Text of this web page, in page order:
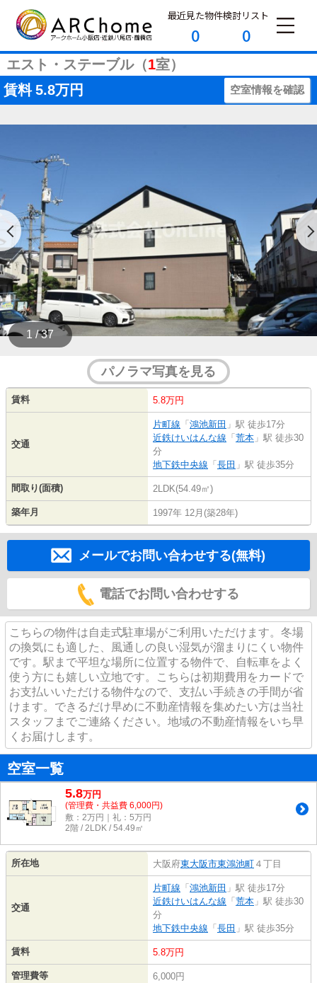
最近見た物件
0
検討リスト
0
エスト・ステーブル（1室）
賃料 5.8万円 空室情報を確認
1 / 37
パノラマ写真を見る
賃料 5.8万円
交通
片町線 「 鴻池新田 」駅 徒歩17分
近鉄けいはんな線 「 荒本 」駅 徒歩30
分
地下鉄中央線 「 長田 」駅 徒歩35分
間取り(面積) 2LDK(54.49㎡)
築年月 1997年 12月(築28年)
メールでお問い合わせする(無料)
電話でお問い合わせする
こちらの物件は自走式駐車場がご利用いただけます。冬場
の換気にも適した、風通しの良い湿気が溜まりにくい物件
です。駅まで平坦な場所に位置する物件で、自転車をよく
使う方にも嬉しい立地です。こちらは初期費用をカードで
お支払いいただける物件なので、支払い手続きの手間が省
けます。できるだけ早めに不動産情報を集めたい方は当社
スタッフまでご連絡ください。地域の不動産情報をいち早
くお届けします。
空室一覧
5.8万円
(管理費・共益費 6,000円)
敷：2万円｜礼：5万円
2階 / 2LDK / 54.49㎡
所在地 大阪府東大阪市東鴻池町 ４丁目
交通
片町線 「 鴻池新田 」駅 徒歩17分
近鉄けいはんな線 「 荒本 」駅 徒歩30
分
地下鉄中央線 「 長田 」駅 徒歩35分
賃料 5.8万円
管理費等 6,000円